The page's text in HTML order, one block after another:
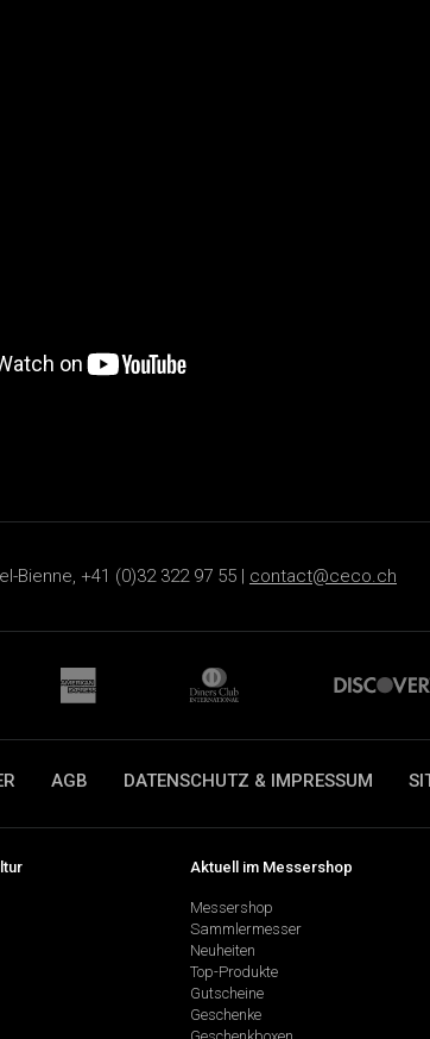
Bienne, +41 (0)32 322 97 55 | contact@ceco.ch
AGB DATENSCHUTZ & IMPRESSUM
Aktuell im Messershop
Messershop
Sammlermesser
Neuheiten
Top-Produkte
Gutscheine
Geschenke